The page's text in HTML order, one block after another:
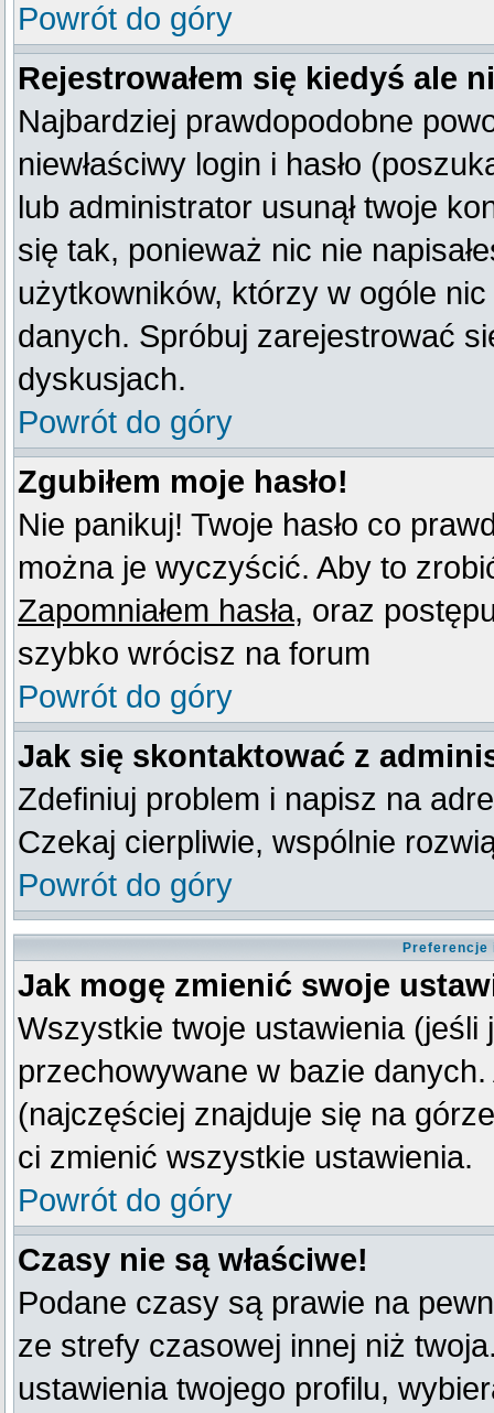
Powrót do góry
Rejestrowałem się kiedyś ale
Najbardziej prawdopodobne
niewłaściwy login i hasło
lub administrator usunął twoje
się tak, ponieważ nic nie
użytkowników, którzy w ogóle
danych. Spróbuj zarejestrować
dyskusjach.
Powrót do góry
Zgubiłem moje hasło!
Nie panikuj! Twoje hasło co
można je wyczyścić. Aby to
Zapomniałem hasła, oraz
szybko wrócisz na forum
Powrót do góry
Jak się skontaktować z
Zdefiniuj problem i napisz na
Czekaj cierpliwie, wspólnie
Powrót do góry
Preferencje
Jak mogę zmienić swoje
Wszystkie twoje ustawienia
przechowywane w bazie
(najczęściej znajduje się na
ci zmienić wszystkie ustawienia.
Powrót do góry
Czasy nie są właściwe!
Podane czasy są prawie na
ze strefy czasowej innej niż
ustawienia twojego profilu,